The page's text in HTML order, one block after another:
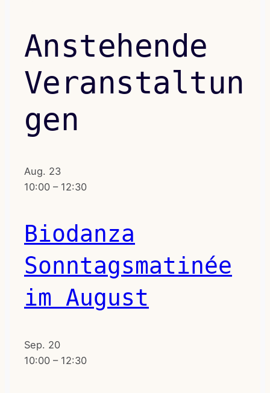
Anstehende
Veranstaltun
gen
Aug. 23
10:00 – 12:30
Biodanza
Sonntagsmatinée
im August
Sep. 20
10:00 – 12:30